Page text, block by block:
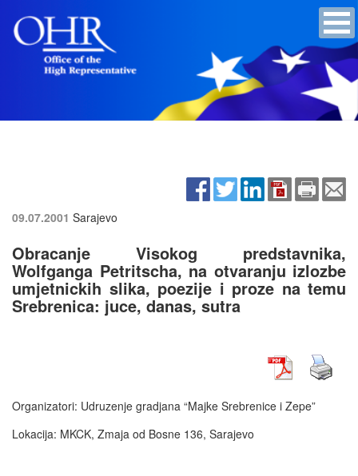
09.07.2001 Sarajevo
Obracanje Visokog predstavnika,
Wolfganga Petritscha, na otvaranju izlozbe
umjetnickih slika, poezije i proze na temu
Srebrenica: juce, danas, sutra
Organizatori: Udruzenje gradjana “Majke Srebrenice i Zepe”
Lokacija: MKCK, Zmaja od Bosne 136, Sarajevo